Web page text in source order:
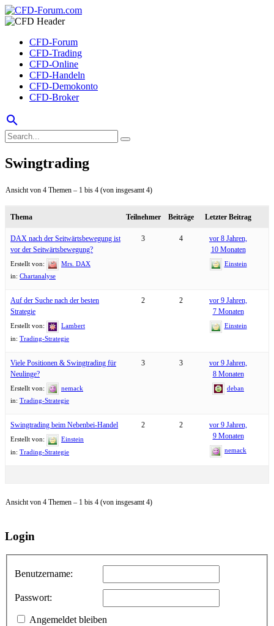
CFD-Forum
CFD-Trading
CFD-Online
CFD-Handeln
CFD-Demokonto
CFD-Broker
search
Swingtrading
Ansicht von 4 Themen – 1 bis 4 (von insgesamt 4)
Thema Teilnehmer Beiträge Letzter Beitrag
DAX nach der Seitwärtsbewegung ist
vor der Seitwärtsbewegung?
Erstellt von:
Mrs. DAX
in: Chartanalyse
3 4
vor 8 Jahren,
10 Monaten
Einstein
Auf der Suche nach der besten
Strategie
Erstellt von:
Lambert
in: Trading-Strategie
2 2
vor 9 Jahren,
7 Monaten
Einstein
Viele Positionen & Swingtrading für
Neulinge?
Erstellt von:
nemack
in: Trading-Strategie
3 3
vor 9 Jahren,
8 Monaten
deban
Swingtrading beim Nebenbei-Handel
Erstellt von:
Einstein
in: Trading-Strategie
2 2
vor 9 Jahren,
9 Monaten
nemack
Ansicht von 4 Themen – 1 bis 4 (von insgesamt 4)
Login
Benutzername:
Passwort:
Angemeldet bleiben